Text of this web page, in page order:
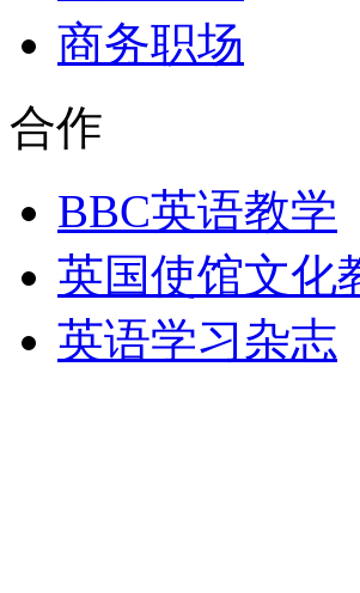
商务职场
合作
BBC英语教学
英国使馆文化
英语学习杂志